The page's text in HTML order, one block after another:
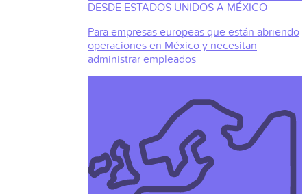
DESDE ESTADOS UNIDOS A MÉXICO
Para empresas europeas que están abriendo
operaciones en México y necesitan
administrar empleados